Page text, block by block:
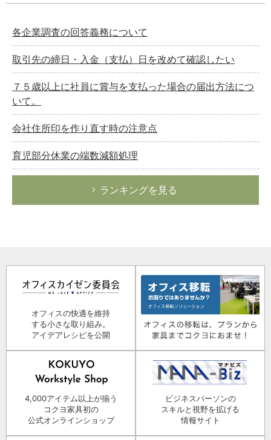
各企業調査の回答義務について
取引先の締日・入金（支払）日を改めて確認したい
７５歳以上に社員に賞与を支払った場合の届出方法につ
いて。
会社住所印を作り直す時の注意点
育児部分休業の端数減額処理
ランキングを見る
オフィスの快適を維持
する小さな取り組み。
アイデアレシピを公開
4,000アイテム以上が揃う
コクヨ家具初の
公式オンラインショップ
ビジネスパーソンの
スキルと視野を拡げる
情報サイト